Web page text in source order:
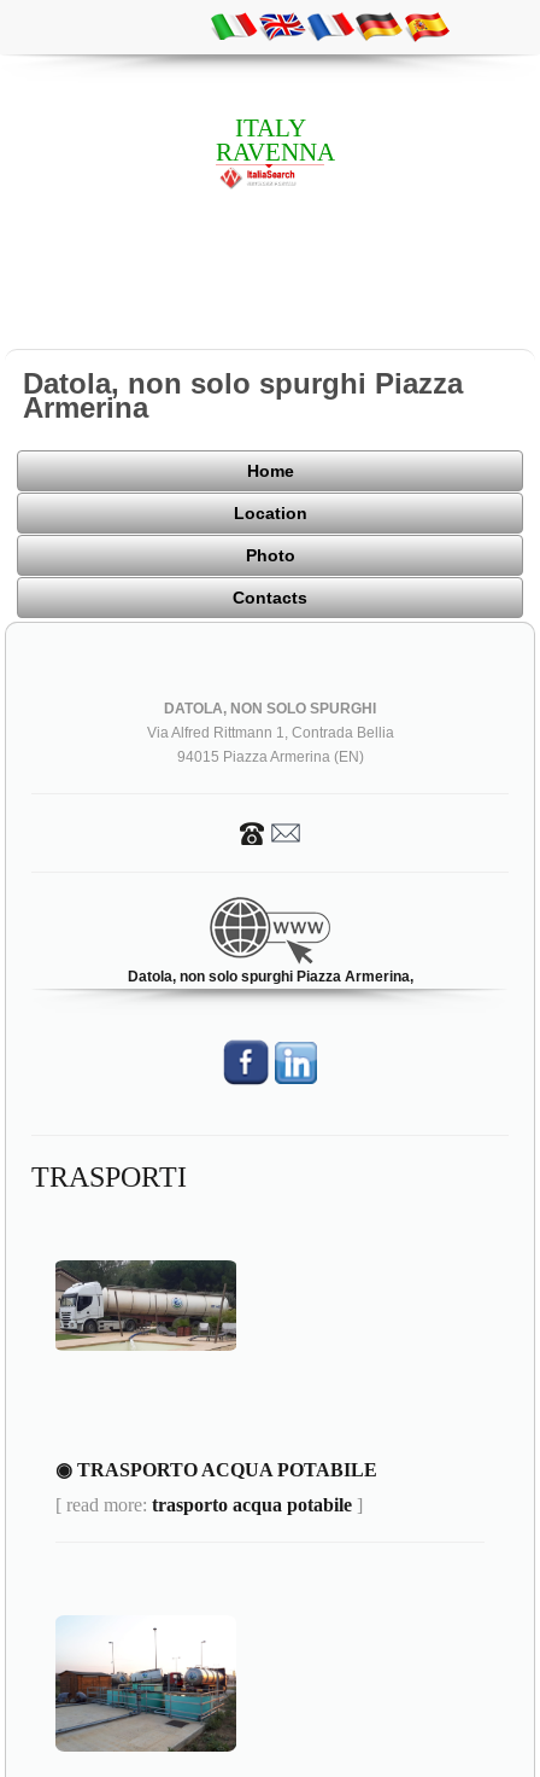
ITALY
RAVENNA
Datola, non solo spurghi Piazza
Armerina
Home
Location
Photo
Contacts
DATOLA, NON SOLO SPURGHI
Via Alfred Rittmann 1, Contrada Bellia
94015 Piazza Armerina (EN)
Datola, non solo spurghi Piazza Armerina,
TRASPORTI
◉ TRASPORTO ACQUA POTABILE
[ read more:trasporto acqua potabile ]